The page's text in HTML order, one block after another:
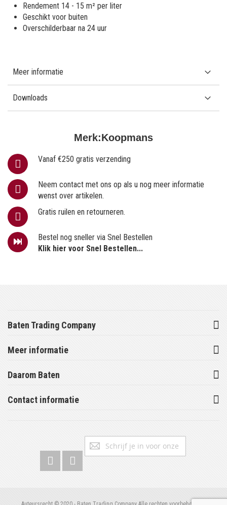
Merk:Koopmans
Vanaf €250 gratis verzending
Neem contact met ons op als u nog meer informatie
wenst over artikelen.
Gratis ruilen en retourneren.
Bestel nog sneller via Snel Bestellen
Klik hier voor Snel Bestellen...
Rendement 14 - 15 m² per liter
Geschikt voor buiten
Overschilderbaar na 24 uur
Meer informatie
Downloads
Baten Trading Company
Meer informatie
Daarom Baten
Contact informatie
Abonneer